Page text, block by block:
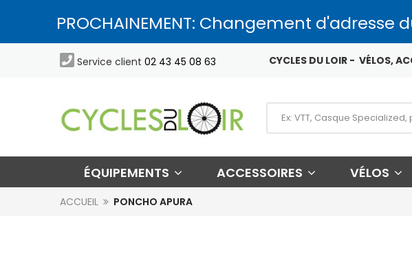
PROCHAINEMENT: Changement d'adresse
 Service client 02 43 45 08 63 CYCLES DU LOIR - VÉLOS,
ÉQUIPEMENTS ACCESSOIRES VÉLOS
ACCUEIL PONCHO APURA